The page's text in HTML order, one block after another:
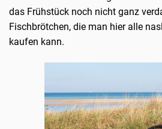
das Frühstück noch nicht ganz
Fischbrötchen, die man hier alle
kaufen kann.